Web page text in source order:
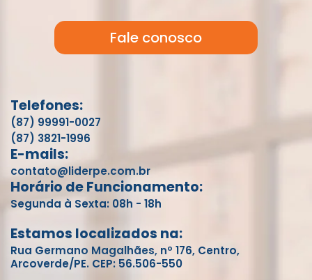
Fale conosco
Telefones:
(87) 99991-0027
(87) 3821-1996
E-mails:
contato@liderpe.com.br
Horário de Funcionamento:
Segunda à Sexta: 08h - 18h
Estamos localizados na:
Rua Germano Magalhães, nº 176, Centro,
Arcoverde/PE. CEP: 56.506-550